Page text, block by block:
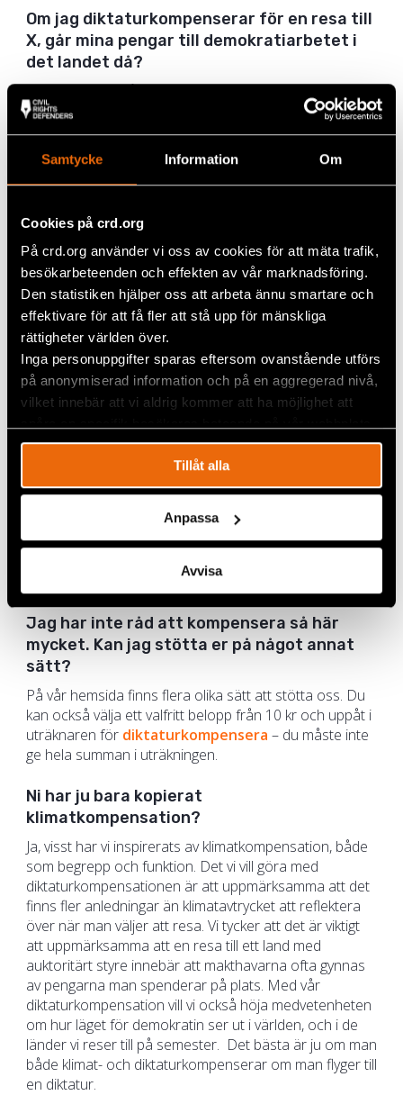
Samtycke Information Om
Cookies på crd.org
På crd.org använder vi oss av cookies för att mäta trafik,
besökarbeteenden och effekten av vår marknadsföring.
Den statistiken hjälper oss att arbeta ännu smartare och
effektivare för att få fler att stå upp för mänskliga
rättigheter världen över.
Inga personuppgifter sparas eftersom ovanstående utförs
på anonymiserad information och på en aggregerad nivå,
vilket innebär att vi aldrig kommer att ha möjlighet att
Tillåt alla
Anpassa
Avvisa
Om jag diktaturkompenserar för en resa till
X, går mina pengar till demokratiarbetet i
det landet då?
Nej, ditt bidrag går inte direkt till det landet. Vi stöttar
demokratikämpar och människorättsförsvarare i över
femtio länder. Ditt bidrag går till vår verksamhet och
våra insamlade medel går dit de mest behövs för
tillfället. Du kan vara säker på att din
diktaturkompensation går till att försvara demokrati
Tycker ni inte att man ska få resa till
diktaturer? Turism ger ju också pengar till
lokalbefolkningen och bidrar med
arbetstillfällen.
Vi säger inte att man ska sluta resa eller sluta resa till
auktoritära länder generellt. Turism är en viktig
inkomstkälla för många länder och kan bidra med både
arbetstillfällen och positiv utveckling. Men vi behöver
också tänka till kring vad våra pengar bidrar till när vi
reser till länder med auktoritärt styre – en del av din
reskassa kommer att gå till diktaturen. Därför erbjuder
vi dig att diktaturkompensera! Med vår
om hur läget för demokratin ser ut i världen, och i de
länder vi reser till på semester.
Schyst resande
finns det också en massa
bra tips om hur man reser mer hållbart överlag.
Jag har inte råd att kompensera så här
mycket. Kan jag stötta er på något annat
sätt?
På vår hemsida finns flera olika sätt att stötta oss. Du
kan också välja ett valfritt belopp från 10 kr och uppåt i
uträknaren för diktaturkompensera – du måste inte
ge hela summan i uträkningen.
Ni har ju bara kopierat
klimatkompensation?
Ja, visst har vi inspirerats av klimatkompensation, både
som begrepp och funktion. Det vi vill göra med
diktaturkompensationen är att uppmärksamma att det
finns fler anledningar än klimatavtrycket att reflektera
över när man väljer att resa. Vi tycker att det är viktigt
att uppmärksamma att en resa till ett land med
auktoritärt styre innebär att makthavarna ofta gynnas
av pengarna man spenderar på plats. Med vår
diktaturkompensation vill vi också höja medvetenheten
om hur läget för demokratin ser ut i världen, och i de
länder vi reser till på semester. Det bästa är ju om man
både klimat- och diktaturkompenserar om man flyger till
en diktatur.